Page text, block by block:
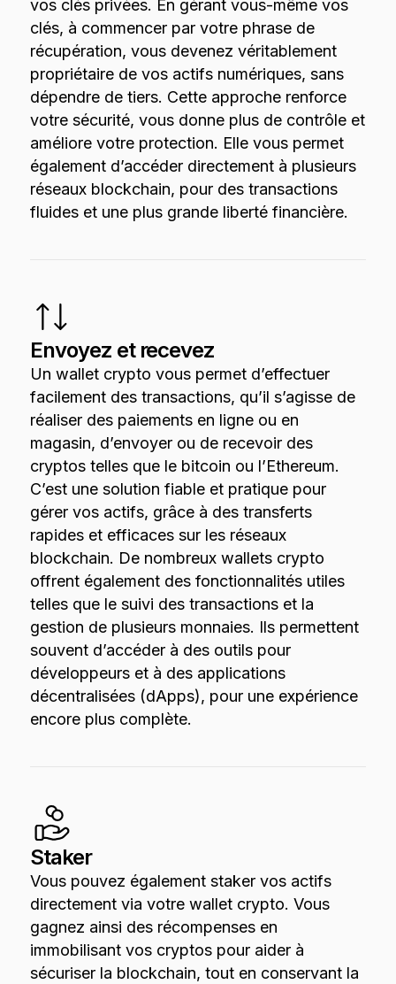
vos clés privées. En gérant vous-même vos
clés, à commencer par votre phrase de
récupération, vous devenez véritablement
propriétaire de vos actifs numériques, sans
dépendre de tiers. Cette approche renforce
votre sécurité, vous donne plus de contrôle et
améliore votre protection. Elle vous permet
également d’accéder directement à plusieurs
réseaux blockchain, pour des transactions
fluides et une plus grande liberté financière.
Envoyez et recevez
Un wallet crypto vous permet d’effectuer
facilement des transactions, qu’il s’agisse de
réaliser des paiements en ligne ou en
magasin, d’envoyer ou de recevoir des
cryptos telles que le bitcoin ou l’Ethereum.
C’est une solution fiable et pratique pour
gérer vos actifs, grâce à des transferts
rapides et efficaces sur les réseaux
blockchain. De nombreux wallets crypto
offrent également des fonctionnalités utiles
telles que le suivi des transactions et la
gestion de plusieurs monnaies. Ils permettent
souvent d’accéder à des outils pour
développeurs et à des applications
décentralisées (dApps), pour une expérience
encore plus complète.
Staker
Vous pouvez également staker vos actifs
directement via votre wallet crypto. Vous
gagnez ainsi des récompenses en
immobilisant vos cryptos pour aider à
sécuriser la blockchain, tout en conservant la